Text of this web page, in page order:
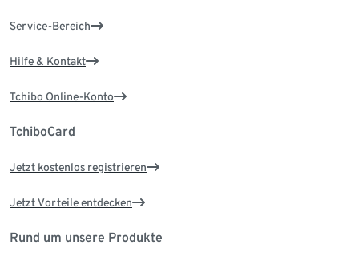
Service-Bereich
Hilfe & Kontakt
Tchibo Online-Konto
TchiboCard
Jetzt kostenlos registrieren
Jetzt Vorteile entdecken
Rund um unsere Produkte